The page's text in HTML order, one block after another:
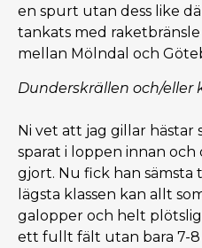
en spurt utan dess like
tankats med
mellan Mölndal och
Dunderskrällen och/eller
Ni vet att jag gillar hästar
sparat i loppen innan och
gjort. Nu fick han sämsta
lägsta klassen kan allt
galopper och helt
ett fullt fält utan bara 7-